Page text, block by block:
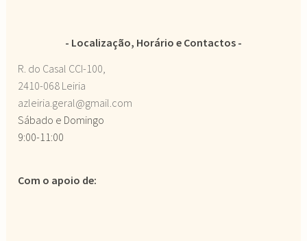
Localização, Horário e Contactos
R. do Casal CCI-100,
2410-068 Leiria
azleiria.geral@gmail.com
Sábado e Domingo
9:00-11:00
Com o apoio de: